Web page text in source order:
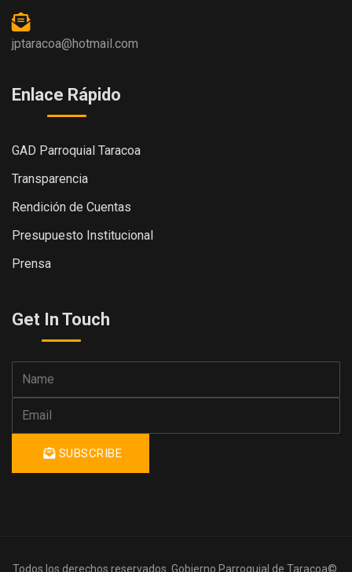
jptaracoa@hotmail.com
Enlace Rápido
GAD Parroquial Taracoa
Transparencia
Rendición de Cuentas
Presupuesto Institucional
Prensa
Get In Touch
SUBSCRIBE
Todos los derechos reservados. Gobierno Parroquial de Taracoa©.